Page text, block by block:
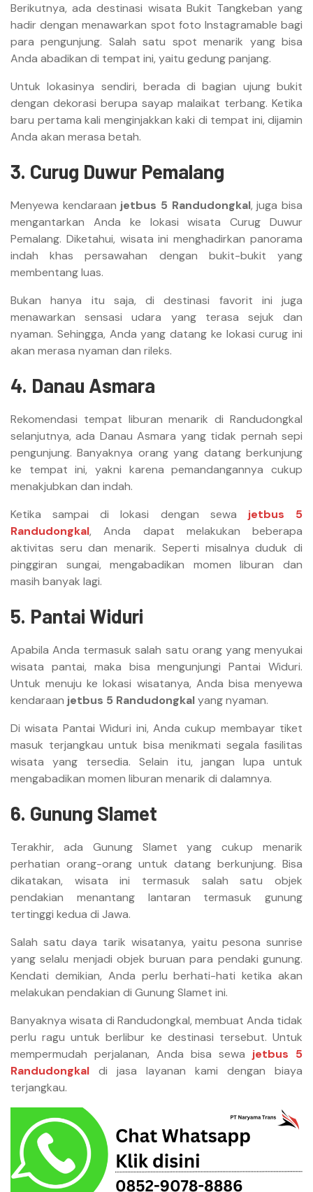
Berikutnya, ada destinasi wisata Bukit Tangkeban yang
hadir dengan menawarkan spot foto Instagramable bagi
para pengunjung. Salah satu spot menarik yang bisa
Anda abadikan di tempat ini, yaitu gedung panjang.
Untuk lokasinya sendiri, berada di bagian ujung bukit
dengan dekorasi berupa sayap malaikat terbang. Ketika
baru pertama kali menginjakkan kaki di tempat ini, dijamin
Anda akan merasa betah.
3. Curug Duwur Pemalang
Menyewa kendaraan jetbus 5 Randudongkal, juga bisa
mengantarkan Anda ke lokasi wisata Curug Duwur
Pemalang. Diketahui, wisata ini menghadirkan panorama
indah khas persawahan dengan bukit-bukit yang
membentang luas.
Bukan hanya itu saja, di destinasi favorit ini juga
menawarkan sensasi udara yang terasa sejuk dan
nyaman. Sehingga, Anda yang datang ke lokasi curug ini
akan merasa nyaman dan rileks.
4. Danau Asmara
Rekomendasi tempat liburan menarik di Randudongkal
selanjutnya, ada Danau Asmara yang tidak pernah sepi
pengunjung. Banyaknya orang yang datang berkunjung
ke tempat ini, yakni karena pemandangannya cukup
menakjubkan dan indah.
Ketika sampai di lokasi dengan sewa jetbus 5
Randudongkal, Anda dapat melakukan beberapa
aktivitas seru dan menarik. Seperti misalnya duduk di
pinggiran sungai, mengabadikan momen liburan dan
masih banyak lagi.
5. Pantai Widuri
Apabila Anda termasuk salah satu orang yang menyukai
wisata pantai, maka bisa mengunjungi Pantai Widuri.
Untuk menuju ke lokasi wisatanya, Anda bisa menyewa
kendaraan jetbus 5 Randudongkalyang nyaman.
Di wisata Pantai Widuri ini, Anda cukup membayar tiket
masuk terjangkau untuk bisa menikmati segala fasilitas
wisata yang tersedia. Selain itu, jangan lupa untuk
mengabadikan momen liburan menarik di dalamnya.
6. Gunung Slamet
Terakhir, ada Gunung Slamet yang cukup menarik
perhatian orang-orang untuk datang berkunjung. Bisa
dikatakan, wisata ini termasuk salah satu objek
pendakian menantang lantaran termasuk gunung
tertinggi kedua di Jawa.
Salah satu daya tarik wisatanya, yaitu pesona sunrise
yang selalu menjadi objek buruan para pendaki gunung.
Kendati demikian, Anda perlu berhati-hati ketika akan
melakukan pendakian di Gunung Slamet ini.
Banyaknya wisata di Randudongkal, membuat Anda tidak
perlu ragu untuk berlibur ke destinasi tersebut. Untuk
mempermudah perjalanan, Anda bisa sewa jetbus 5
Randudongkal di jasa layanan kami dengan biaya
terjangkau.